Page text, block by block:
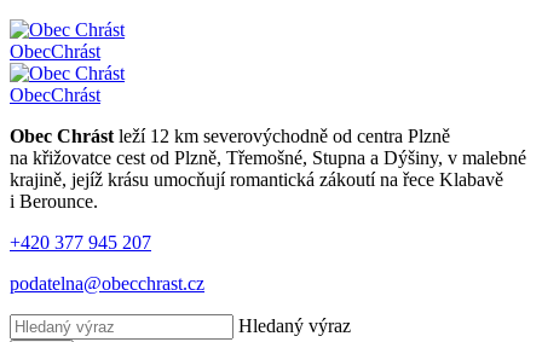
ObecChrást
ObecChrást
Obec Chrást leží 12 km severovýchodně od centra Plzně
na křižovatce cest od Plzně, Třemošné, Stupna a Dýšiny, v malebné
krajině, jejíž krásu umocňují romantická zákoutí na řece Klabavě
i Berounce.
+420 377 945 207
podatelna@obecchrast.cz
Hledaný výraz